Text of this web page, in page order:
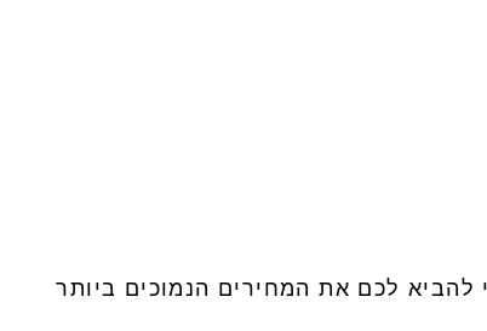
לכם את המחירים הנמוכים ביותר